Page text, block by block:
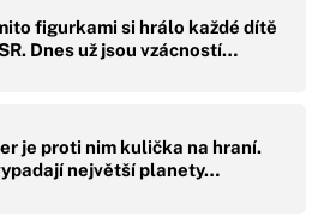
figurkami si hrálo každé dítě
Dnes už jsou vzácností…
je proti nim kulička na hraní.
největší planety…